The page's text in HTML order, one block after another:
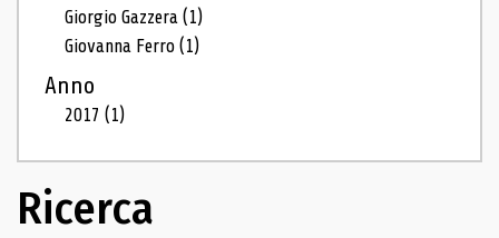
Giorgio Gazzera(1)
Giovanna Ferro(1)
Anno
2017(1)
Ricerca